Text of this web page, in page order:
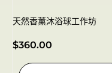
天然香薰沐浴球工作坊
$360.00